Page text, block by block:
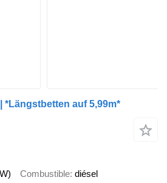
*Längstbetten auf 5,99m*
Combustible diésel